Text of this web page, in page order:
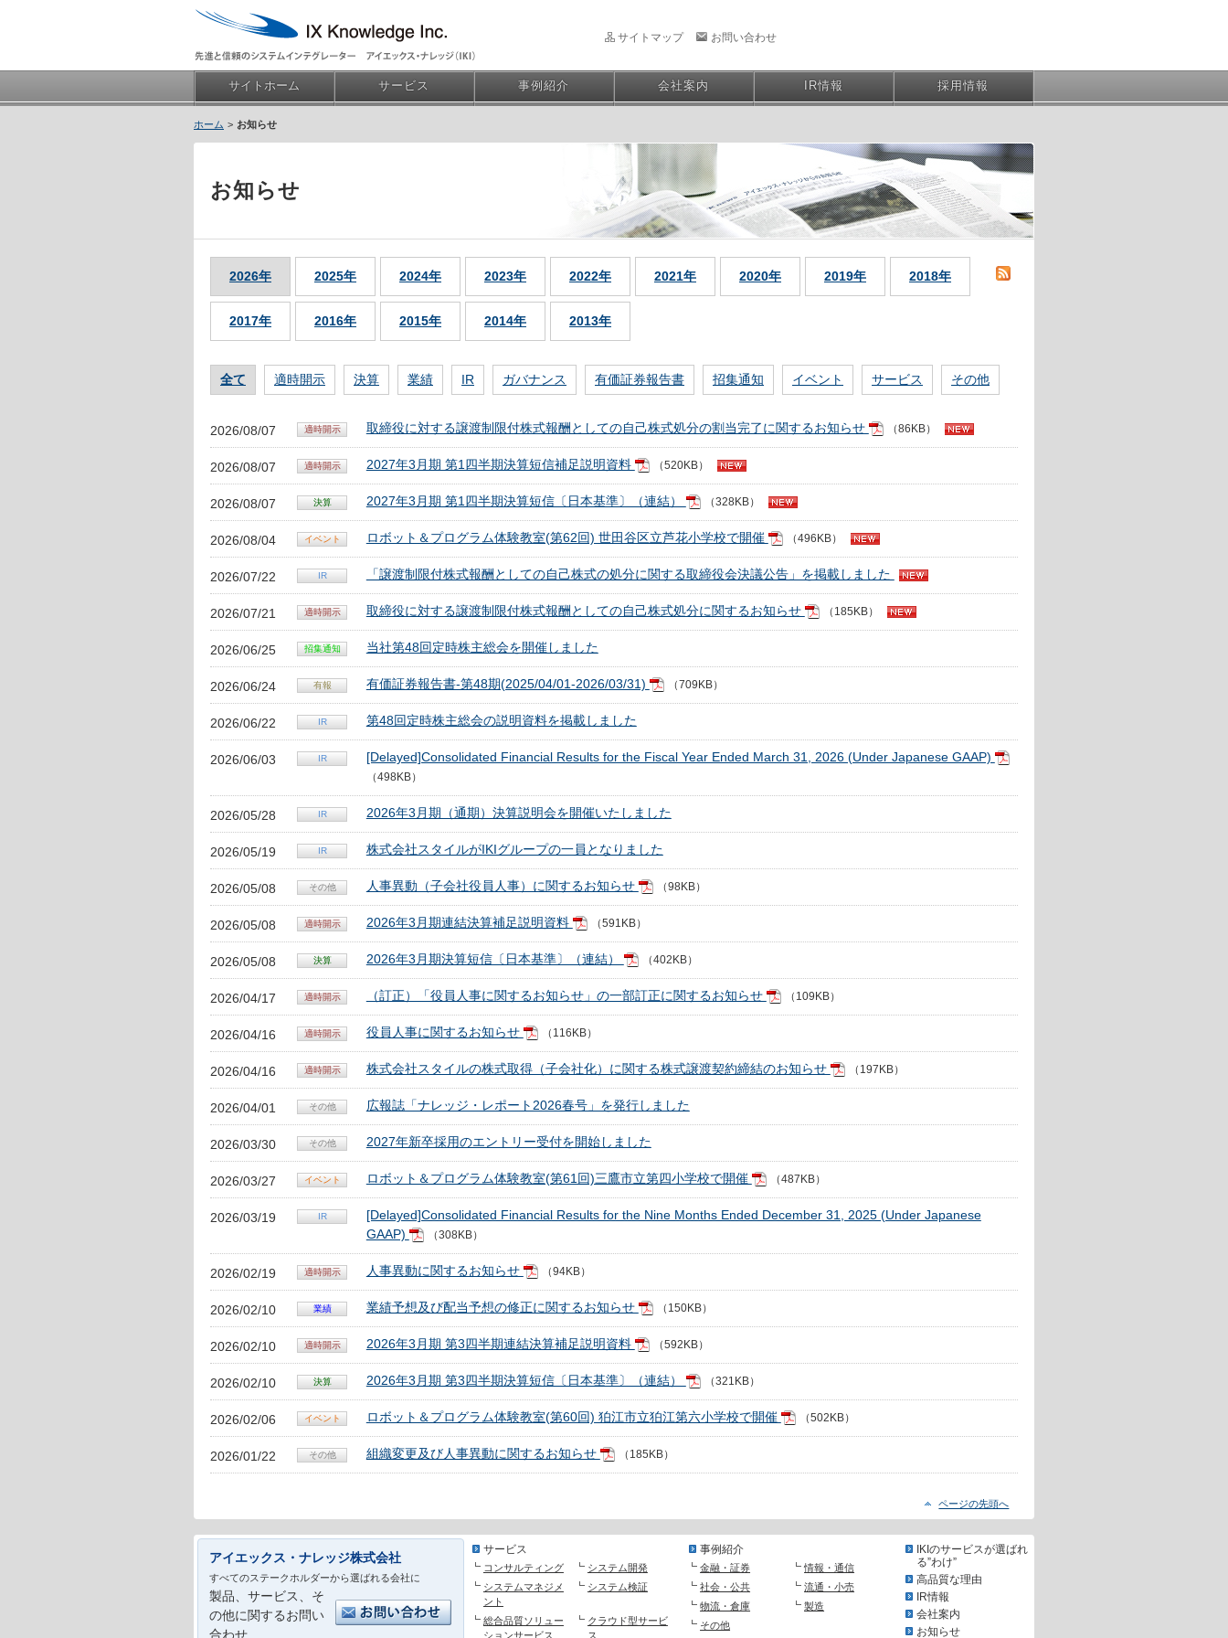
サイトマップ お問い合わせ
サイトホーム サービス 事例紹介 会社案内 IR情報 採用情報
お知らせ
お知らせ
2026年 2025年 2024年 2023年 2022年 2021年 2020年 2019年 2018年
2017年 2016年 2015年 2014年 2013年
全て 適時開示 決算 業績 IR ガバナンス 有価証券報告書 招集通知 イベント サービス その他
2026/08/07 取締役に対する譲渡制限付株式報酬としての自己株式処分の割当完了に関するお知らせ （86KB）
2026/08/07 2027年3月期 第1四半期決算短信補足説明資料 （520KB）
2026/08/07 2027年3月期 第1四半期決算短信〔日本基準〕（連結） （328KB）
2026/08/04 ロボット＆プログラム体験教室(第62回) 世田谷区立芦花小学校で開催 （496KB）
2026/07/22 「譲渡制限付株式報酬としての自己株式の処分に関する取締役会決議公告」を掲載しました
2026/07/21 取締役に対する譲渡制限付株式報酬としての自己株式処分に関するお知らせ （185KB）
2026/06/25 当社第48回定時株主総会を開催しました
2026/06/24 有価証券報告書-第48期(2025/04/01-2026/03/31) （709KB）
2026/06/22 第48回定時株主総会の説明資料を掲載しました
2026/06/03 [Delayed]Consolidated Financial Results for the Fiscal Year Ended March 31, 2026 (Under Japanese GAAP)
（498KB）
2026/05/28 2026年3月期（通期）決算説明会を開催いたしました
2026/05/19 株式会社スタイルがIKIグループの一員となりました
2026/05/08 人事異動（子会社役員人事）に関するお知らせ （98KB）
2026/05/08 2026年3月期連結決算補足説明資料 （591KB）
2026/05/08 2026年3月期決算短信〔日本基準〕（連結） （402KB）
2026/04/17 （訂正）「役員人事に関するお知らせ」の一部訂正に関するお知らせ （109KB）
2026/04/16 役員人事に関するお知らせ （116KB）
2026/04/16 株式会社スタイルの株式取得（子会社化）に関する株式譲渡契約締結のお知らせ （197KB）
2026/04/01 広報誌「ナレッジ・レポート2026春号」を発行しました
2026/03/30 2027年新卒採用のエントリー受付を開始しました
2026/03/27 ロボット＆プログラム体験教室(第61回)三鷹市立第四小学校で開催 （487KB）
2026/03/19
[Delayed]Consolidated Financial Results for the Nine Months Ended December 31, 2025 (Under Japanese
GAAP)
（308KB）
2026/02/19 人事異動に関するお知らせ （94KB）
2026/02/10 業績予想及び配当予想の修正に関するお知らせ （150KB）
2026/02/10 2026年3月期 第3四半期連結決算補足説明資料 （592KB）
2026/02/10 2026年3月期 第3四半期決算短信〔日本基準〕（連結） （321KB）
2026/02/06 ロボット＆プログラム体験教室(第60回) 狛江市立狛江第六小学校で開催 （502KB）
2026/01/22 組織変更及び人事異動に関するお知らせ （185KB）
アイエックス・ナレッジ株式会社
すべてのステークホルダーから選ばれる会社に
製品、サービス、そ
の他に関するお問い
合わせ
サービス
コンサルティング
システム開発
システムマネジメ
ント
システム検証
総合品質ソリュー
ションサービス
クラウド型サービ
ス
事例紹介
金融・証券
情報・通信
社会・公共
流通・小売
物流・倉庫
製造
その他
IKIのサービスが選ばれ
る”わけ”
高品質な理由
IR情報
会社案内
お知らせ
ページの先頭へ